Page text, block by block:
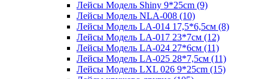
Лейсы Модель Shiny 9*25cm (9)
Лейсы Модель NLA-008 (10)
Лейсы Модель LA-014 17,5*6,5см (8)
Лейсы Модель LA-017 23*7см (12)
Лейсы Модель LA-024 27*6см (11)
Лейсы Модель LA-025 28*7,5см (11)
Лейсы Модель LXL 026 9*25cm (15)